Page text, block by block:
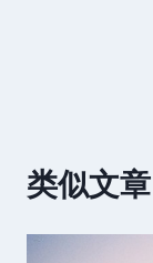
类似文章